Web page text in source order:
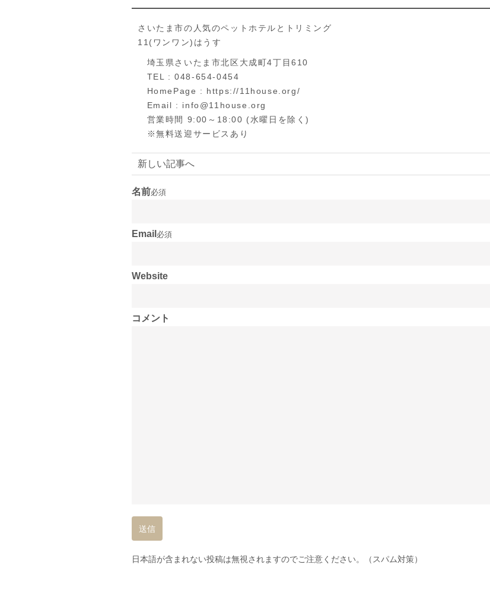
さいたま市の人気のペットホテルとトリミング
11(ワンワン)はうす
埼玉県さいたま市北区大成町4丁目610
TEL : 048-654-0454
HomePage : https://11house.org/
Email : info@11house.org
営業時間 9:00～18:00 (水曜日を除く)
※無料送迎サービスあり
新しい記事へ
名前必須
Email 必須
Website
コメント
日本語が含まれない投稿は無視されますのでご注意ください。（スパム対策）